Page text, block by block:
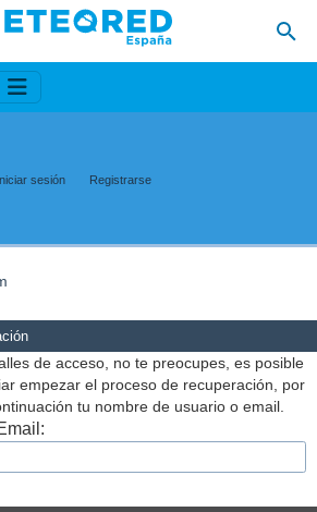
sesión Registrarse
de acceso, no te preocupes, es posible
empezar el proceso de recuperación, por
tu nombre de usuario o email.